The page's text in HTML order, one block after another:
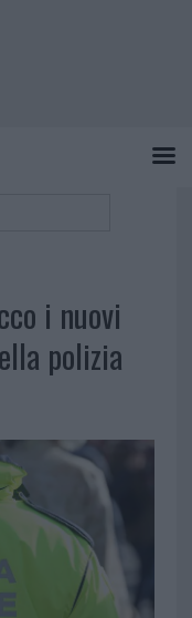
i nuovi
polizia